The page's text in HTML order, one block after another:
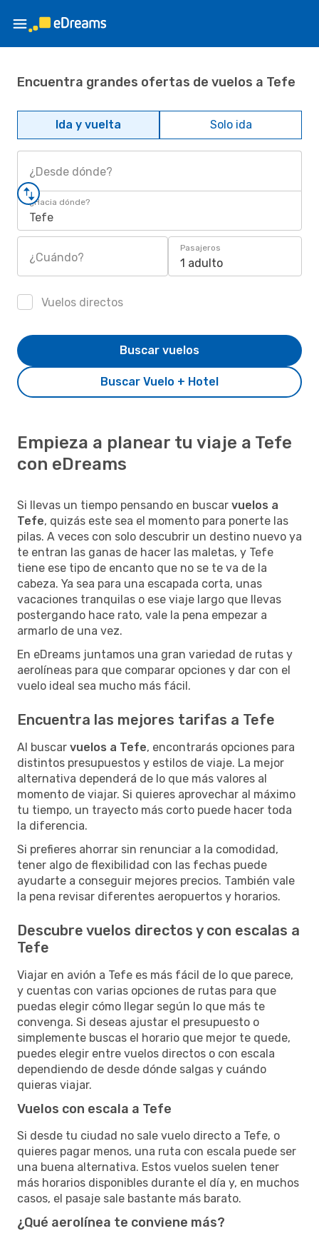
Encuentra grandes ofertas de vuelos a Tefe
Ida y vuelta Solo ida
¿Desde dónde?
¿Hacia dónde?
Tefe
¿Cuándo?
Pasajeros
1 adulto
Vuelos directos
Buscar Vuelo + Hotel
Buscar vuelos
Empieza a planear tu viaje a Tefe
con eDreams
Si llevas un tiempo pensando en buscar vuelos a
Tefe, quizás este sea el momento para ponerte las
pilas. A veces con solo descubrir un destino nuevo ya
te entran las ganas de hacer las maletas, y Tefe
tiene ese tipo de encanto que no se te va de la
cabeza. Ya sea para una escapada corta, unas
vacaciones tranquilas o ese viaje largo que llevas
postergando hace rato, vale la pena empezar a
armarlo de una vez.
En eDreams juntamos una gran variedad de rutas y
aerolíneas para que comparar opciones y dar con el
vuelo ideal sea mucho más fácil.
Encuentra las mejores tarifas a Tefe
Al buscar vuelos a Tefe, encontrarás opciones para
distintos presupuestos y estilos de viaje. La mejor
alternativa dependerá de lo que más valores al
momento de viajar. Si quieres aprovechar al máximo
tu tiempo, un trayecto más corto puede hacer toda
la diferencia.
Si prefieres ahorrar sin renunciar a la comodidad,
tener algo de flexibilidad con las fechas puede
ayudarte a conseguir mejores precios. También vale
la pena revisar diferentes aeropuertos y horarios.
Descubre vuelos directos y con escalas a
Tefe
Viajar en avión a Tefe es más fácil de lo que parece,
y cuentas con varias opciones de rutas para que
puedas elegir cómo llegar según lo que más te
convenga. Si deseas ajustar el presupuesto o
simplemente buscas el horario que mejor te quede,
puedes elegir entre vuelos directos o con escala
dependiendo de desde dónde salgas y cuándo
quieras viajar.
Vuelos con escala a Tefe
Si desde tu ciudad no sale vuelo directo a Tefe, o
quieres pagar menos, una ruta con escala puede ser
una buena alternativa. Estos vuelos suelen tener
más horarios disponibles durante el día y, en muchos
casos, el pasaje sale bastante más barato.
¿Qué aerolínea te conviene más?